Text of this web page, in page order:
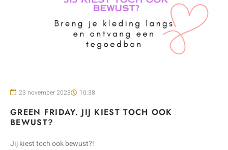
23 november 2023 10:38
GREEN FRIDAY. JIJ KIEST TOCH OOK
BEWUST?
Jij kiest toch ook bewust?!